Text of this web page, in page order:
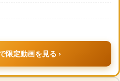
限定動画を見る ›